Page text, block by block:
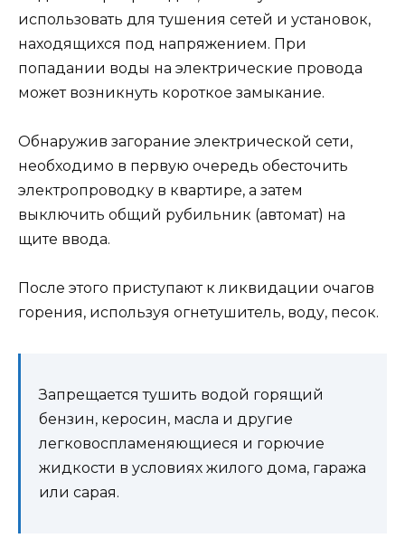
использовать для тушения сетей и установок,
находящихся под напряжением. При
попадании воды на электрические провода
может возникнуть короткое замыкание.
Обнаружив загорание электрической сети,
необходимо в первую очередь обесточить
электропроводку в квартире, а затем
выключить общий рубильник (автомат) на
щите ввода.
После этого приступают к ликвидации очагов
горения, используя огнетушитель, воду, песок.
Запрещается тушить водой горящий
бензин, керосин, масла и другие
легковоспламеняющиеся и горючие
жидкости в условиях жилого дома, гаража
или сарая.